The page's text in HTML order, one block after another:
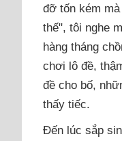
đỡ tốn kém
thế", tôi nghe
hàng tháng
chơi lô đề,
đề cho bố,
thấy tiếc.
Đến lúc sắp